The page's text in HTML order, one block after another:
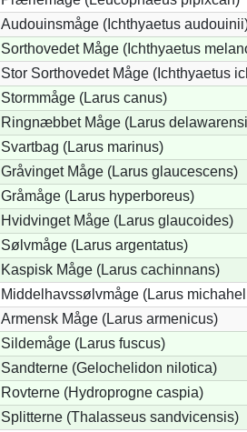
Audouinsmåge (Ichthyaetus
Sorthovedet Måge (Ichthyaetus
Stor Sorthovedet Måge (Ichthyaetus
Stormmåge (Larus canus)
Ringnæbbet Måge (Larus
Svartbag (Larus marinus)
Gråvinget Måge (Larus glaucescens)
Gråmåge (Larus hyperboreus)
Hvidvinget Måge (Larus glaucoides)
Sølvmåge (Larus argentatus)
Kaspisk Måge (Larus cachinnans)
Middelhavssølvmåge (Larus
Armensk Måge (Larus armenicus)
Sildemåge (Larus fuscus)
Sandterne (Gelochelidon nilotica)
Rovterne (Hydroprogne caspia)
Splitterne (Thalasseus sandvicensis)